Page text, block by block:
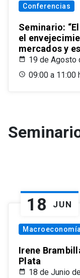
Conferencias
Seminario:
el
mercados y
19 de Agosto
09:00 a 11:00
18 JUN
Macroeconomía
Irene
Plata
18 de Junio